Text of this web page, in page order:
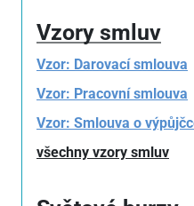
Vzory smluv
Vzor: Darovací smlouva
Vzor: Pracovní smlouva
Vzor: Smlouva o
všechny vzory smluv